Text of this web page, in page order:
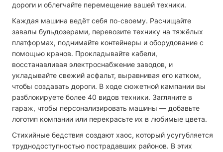
дороги и облегчайте перемещение вашей техники.
Каждая машина ведёт себя по-своему. Расчищайте
завалы бульдозерами, перевозите технику на тяжёлых
платформах, поднимайте контейнеры и оборудование с
помощью кранов. Прокладывайте кабели,
восстанавливая электроснабжение заводов, и
укладывайте свежий асфальт, выравнивая его катком,
чтобы создавать дороги. В ходе сюжетной кампании вы
разблокируете более 40 видов техники. Загляните в
гараж, чтобы персонализировать машины — добавьте
логотип компании или перекрасьте их в любимые цвета.
Стихийные бедствия создают хаос, который усугубляется
труднодоступностью пострадавших районов. В этих